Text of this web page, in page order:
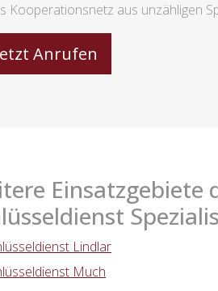
Kooperationsnetz aus unzähligen
Anrufen
Einsatzgebiete
Lindlar
Much